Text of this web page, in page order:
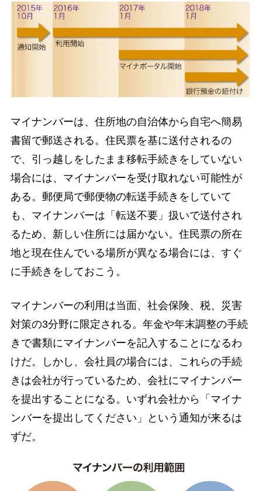
マイナンバーは、住所地の自治体から自宅へ簡易
書留で郵送される。住民票を基に送付されるの
で、引っ越しをしたまま移転手続きをしていない
場合には、マイナンバーを受け取れない可能性が
ある。郵便局で郵便物の転送手続きをしていて
も、マイナンバーは「転送不要」扱いで送付され
るため、新しい住所には届かない。住民票の所在
地と現在住んでいる場所が異なる場合には、すぐ
に手続きをしておこう。
マイナンバーの利用は当面、社会保険、税、災害
対策の3分野に限定される。年金や年末調整の手続
きで書類にマイナンバーを記入することになるわ
けだ。しかし、会社員の場合には、これらの手続
きは会社が行っているため、会社にマイナンバー
を提出することになる。いずれ会社から「マイナ
ンバーを提出してください」という通知が来るは
ずだ。